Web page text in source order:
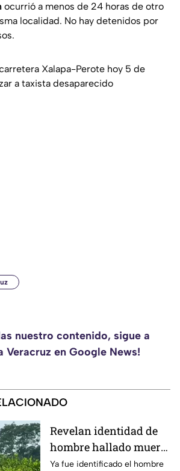
ocurrió a menos de 24 horas de otro
localidad. No hay detenidos por
Xalapa-Perote hoy 5 de
a taxista desaparecido
nuestro contenido, sigue a
Veracruz en Google News!
Revelan identidad de
hombre hallado muerto
cerca de panteón en
Ya fue identificado el hombre